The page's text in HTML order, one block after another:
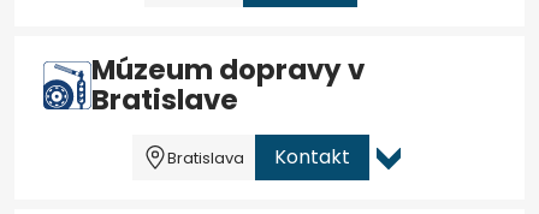
Múzeum dopravy v
Bratislave
Bratislava Kontakt